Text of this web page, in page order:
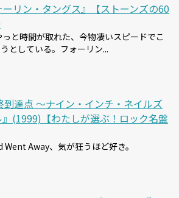
リン・タングス』【ストーンズの60
と時間が取れた、今物凄いスピードでこ
としている。フォーリン...
達点 〜ナイン・インチ・ネイルズ
』(1999)【わたしが選ぶ！ロック名盤
Away、気が狂うほど好き。